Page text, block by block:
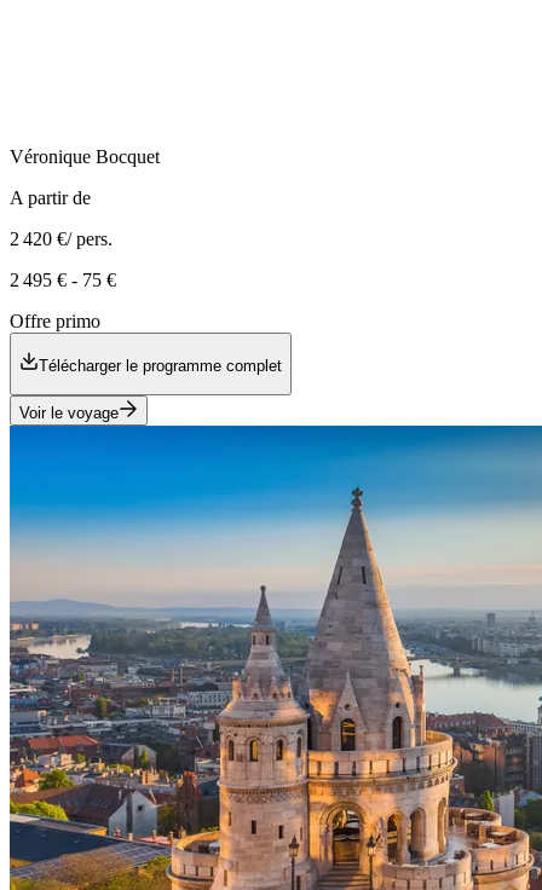
Véronique Bocquet
A partir de
2 420 €/ pers.
2 495 € - 75 €
Offre primo
Télécharger le programme complet
Voir le voyage